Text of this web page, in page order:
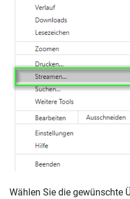
Wählen Sie die gewünschte